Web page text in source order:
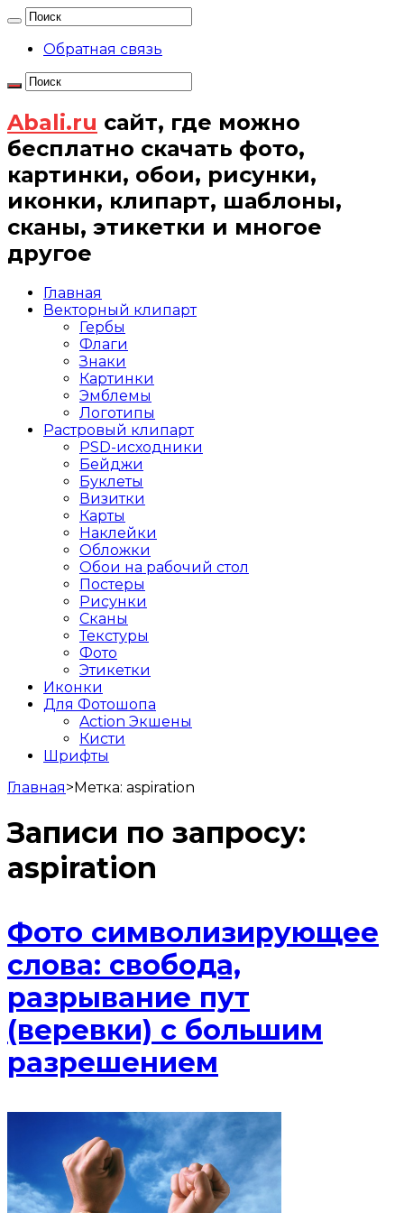
Обратная связь
Abali.ru сайт, где можно
бесплатно скачать фото,
картинки, обои, рисунки,
иконки, клипарт, шаблоны,
сканы, этикетки и многое
другое
Главная
Векторный клипарт
Гербы
Флаги
Знаки
Картинки
Эмблемы
Логотипы
Растровый клипарт
PSD-исходники
Бейджи
Буклеты
Визитки
Карты
Наклейки
Обложки
Обои на рабочий стол
Постеры
Рисунки
Сканы
Текстуры
Фото
Этикетки
Иконки
Для Фотошопа
Action Экшены
Кисти
Шрифты
Главная>Метка: aspiration
Записи по запросу:
aspiration
Фото символизирующее
слова: свобода,
разрывание пут
(веревки) с большим
разрешением